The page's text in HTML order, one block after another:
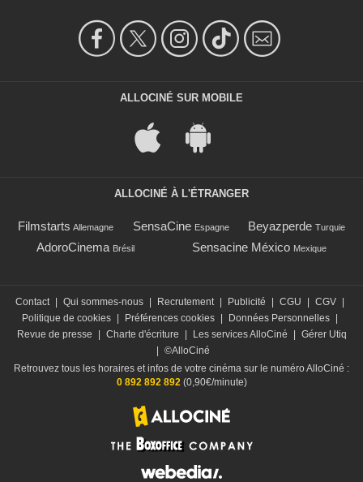
ALLOCINÉ SUR MOBILE
ALLOCINÉ À L'ÉTRANGER
Filmstarts Allemagne SensaCine Espagne Beyazperde Turquie
AdoroCinema Brésil Sensacine México Mexique
Contact Qui sommes-nous Recrutement Publicité CGU CGV
Politique de cookies
Préférences cookies Données Personnelles
Revue de presse
Charte d'écriture Les services AlloCiné
Gérer Utiq
©AlloCiné
Retrouvez tous les horaires et infos de votre cinéma sur le numéro AlloCiné :
0 892 892 892(0,90€/minute)